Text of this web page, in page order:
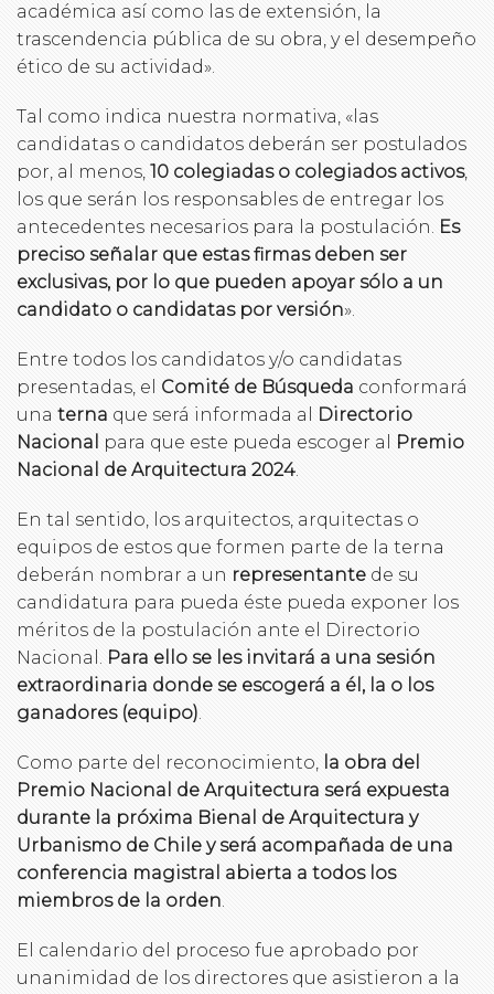
académica así como las de extensión, la
trascendencia pública de su obra, y el desempeño
ético de su actividad».
Tal como indica nuestra normativa, «las
candidatas o candidatos deberán ser postulados
por, al menos, 10 colegiadas o colegiados activos,
los que serán los responsables de entregar los
antecedentes necesarios para la postulación. Es
preciso señalar que estas firmas deben ser
exclusivas, por lo que pueden apoyar sólo a un
candidato o candidatas por versión».
Entre todos los candidatos y/o candidatas
presentadas, el Comité de Búsqueda conformará
una terna que será informada al
Directorio
Nacional
para que este pueda escoger al
Premio
Nacional de Arquitectura 2024.
En tal sentido, los arquitectos, arquitectas o
equipos de estos que formen parte de la terna
deberán nombrar a un representante de su
candidatura para pueda éste pueda exponer los
méritos de la postulación ante el Directorio
Nacional. Para ello se les invitará a una sesión
extraordinaria donde se escogerá a él, la o los
ganadores (equipo).
Como parte del reconocimiento, la obra del
Premio Nacional de Arquitectura será expuesta
durante la próxima Bienal de Arquitectura y
Urbanismo de Chile y será acompañada de una
conferencia magistral abierta a todos los
miembros de la orden.
El calendario del proceso fue aprobado por
unanimidad de los directores que asistieron a la